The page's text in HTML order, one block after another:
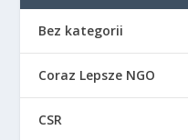
Bez kategorii
Coraz Lepsze NGO
CSR